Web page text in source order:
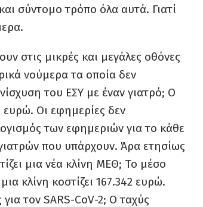
σύντομο τρόπο όλα αυτά. Γιατί
στις μικρές και μεγάλες οθόνες
νούμερα τα οποία δεν
του ΕΣΥ με έναν γιατρό; Ο
ευρώ. Οι εφημερίες δεν
των εφημεριών για το κάθε
που υπάρχουν. Άρα ετησίως
μια νέα κλίνη ΜΕΘ; Το μέσο
κλίνη κοστίζει 167.342 ευρώ.
τον SARS-CoV-2; Ο ταχύς